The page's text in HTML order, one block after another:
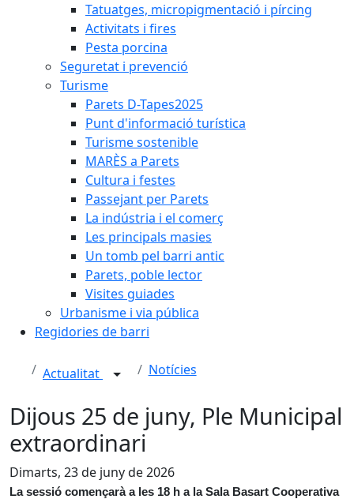
Tatuatges, micropigmentació i pírcing
Activitats i fires
Pesta porcina
Seguretat i prevenció
Turisme
Parets D-Tapes2025
Punt d'informació turística
Turisme sostenible
MARÈS a Parets
Cultura i festes
Passejant per Parets
La indústria i el comerç
Les principals masies
Un tomb pel barri antic
Parets, poble lector
Visites guiades
Urbanisme i via pública
Regidories de barri
Actualitat Notícies
Dijous 25 de juny, Ple Municipal
extraordinari
Dimarts, 23 de juny de 2026
La sessió començarà a les 18 h a la Sala Basart Cooperativa